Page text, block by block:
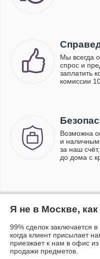
Мы всегда
спрос и
заплатить
комиссии
Возможна
и
за наш
до дома с
Я не в Москве,
99% сделок заключается
когда клиент присылает
приезжает к нам в офис из
продажи предметов.